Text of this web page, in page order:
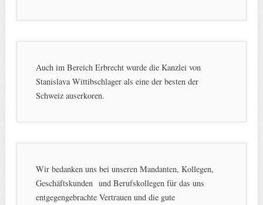
Auch im Bereich Erbrecht wurde die Kanzlei von
Stanislava Wittibschlager als eine der besten der
Schweiz auserkoren.
Wir bedanken uns bei unseren Mandanten, Kollegen,
Geschäftskunden und Berufskollegen für das uns
entgegengebrachte Vertrauen und die gute